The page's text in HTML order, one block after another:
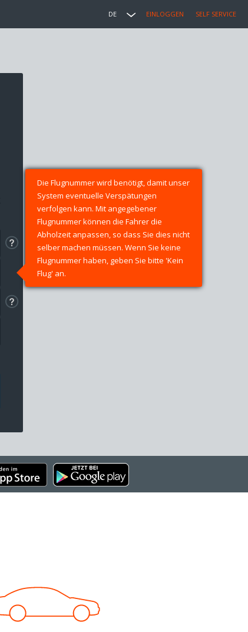
DE EINLOGGEN SELF SERVICE
Die Flugnummer wird benötigt, damit unser
System eventuelle Verspätungen
verfolgen kann. Mit angegebener
Flugnummer können die Fahrer die
Abholzeit anpassen, so dass Sie dies nicht
selber machen müssen. Wenn Sie keine
Flugnummer haben, geben Sie bitte 'Kein
Flug' an.